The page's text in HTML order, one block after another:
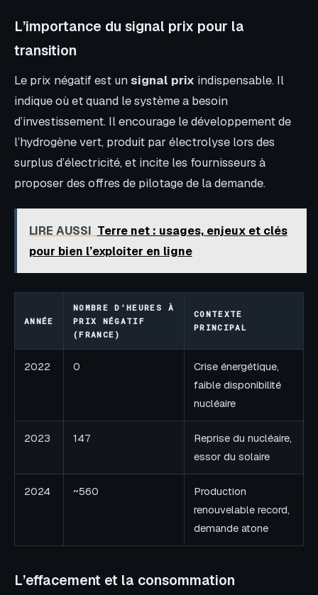
L’importance du signal prix pour la
transition
Le prix négatif est unsignal prix indispensable. Il
indique où et quand le système a besoin
d’investissement. Il encourage le développement de
l’hydrogène vert, produit par électrolyse lors des
surplus d’électricité, et incite les fournisseurs à
proposer des offres de pilotage de la demande.
LIRE AUSSI Terre net : usages, enjeux et clés
pour bien l’exploiter en ligne
ANNÉE
NOMBRE D’HEURES À
PRIX NÉGATIF
(FRANCE)
CONTEXTE
PRINCIPAL
2022 0
Crise énergétique,
faible disponibilité
nucléaire
2023 147
Reprise du nucléaire,
essor du solaire
2024 ~560
Production
renouvelable record,
demande atone
L’effacement et la consommation